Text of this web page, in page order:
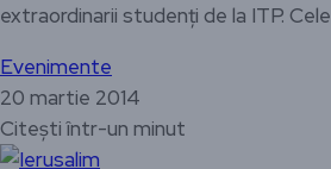
extraordinarii studenți de la ITP. Cele
Evenimente
20 martie 2014
Citești într-un minut